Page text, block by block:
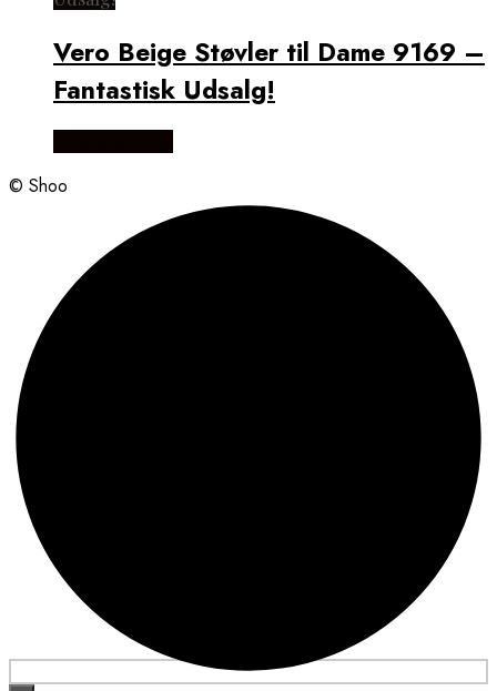
Vero Beige Støvler til Dame 9169 –
Fantastisk Udsalg!
© Shoo